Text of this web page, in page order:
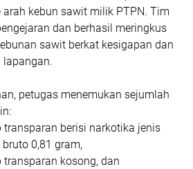
kebun sawit milik PTPN. Tim
dan berhasil meringkus
sawit berkat kesigapan dan
lapangan.
petugas menemukan sejumlah
berisi narkotika jenis
0,81 gram,
kosong, dan